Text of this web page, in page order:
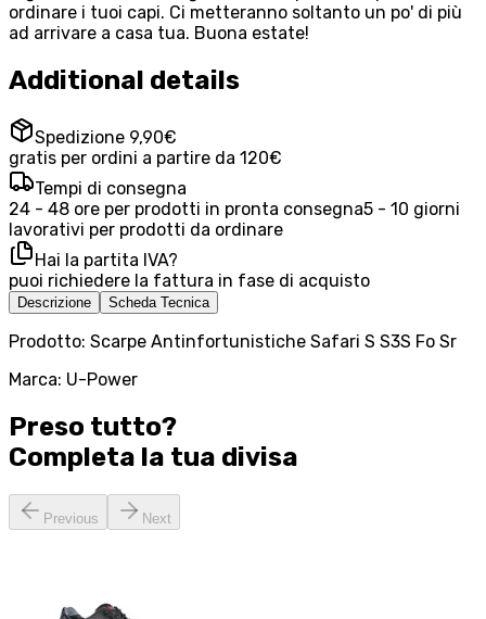
ordinare i tuoi capi. Ci metteranno soltanto un po' di più
ad arrivare a casa tua. Buona estate!
Additional details
Spedizione 9,90€
gratis per ordini a partire da 120€
Tempi di consegna
24 - 48 ore per prodotti in pronta consegna5 - 10 giorni
lavorativi per prodotti da ordinare
Hai la partita IVA?
puoi richiedere la fattura in fase di acquisto
Descrizione Scheda Tecnica
Prodotto: Scarpe Antinfortunistiche Safari S S3S Fo Sr
Marca: U-Power
Preso tutto?
Completa la tua divisa
Previous Next